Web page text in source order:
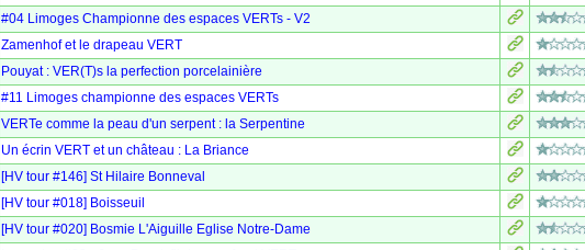
#04 Limoges Championne des espaces VERTs - V2
Zamenhof et le drapeau VERT
Pouyat : VER(T)s la perfection porcelainière
#11 Limoges championne des espaces VERTs
VERTe comme la peau d'un serpent : la Serpentine
Un écrin VERT et un château : La Briance
[HV tour #146] St Hilaire Bonneval
[HV tour #018] Boisseuil
[HV tour #020] Bosmie L'Aiguille Eglise Notre-Dame